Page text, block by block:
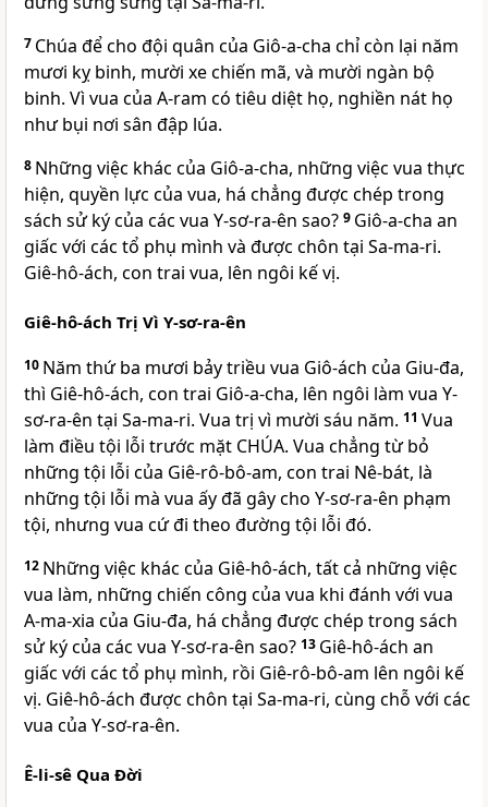
7 Chúa để cho đội quân của Giô-a-cha chỉ còn lại năm
mươi kỵ binh, mười xe chiến mã, và mười ngàn bộ
binh. Vì vua của A-ram có tiêu diệt họ, nghiền nát họ
như bụi nơi sân đập lúa.
8 Những việc khác của Giô-a-cha, những việc vua thực
hiện, quyền lực của vua, há chẳng được chép trong
sách sử ký của các vua Y-sơ-ra-ên sao? 9 Giô-a-cha an
giấc với các tổ phụ mình và được chôn tại Sa-ma-ri.
Giê-hô-ách, con trai vua, lên ngôi kế vị.
Giê-hô-ách Trị Vì Y-sơ-ra-ên
10 Năm thứ ba mươi bảy triều vua Giô-ách của Giu-đa,
thì Giê-hô-ách, con trai Giô-a-cha, lên ngôi làm vua Y-
sơ-ra-ên tại Sa-ma-ri. Vua trị vì mười sáu năm. 11 Vua
làm điều tội lỗi trước mặt CHÚA. Vua chẳng từ bỏ
những tội lỗi của Giê-rô-bô-am, con trai Nê-bát, là
những tội lỗi mà vua ấy đã gây cho Y-sơ-ra-ên phạm
tội, nhưng vua cứ đi theo đường tội lỗi đó.
12 Những việc khác của Giê-hô-ách, tất cả những việc
vua làm, những chiến công của vua khi đánh với vua
A-ma-xia của Giu-đa, há chẳng được chép trong sách
sử ký của các vua Y-sơ-ra-ên sao? 13 Giê-hô-ách an
giấc với các tổ phụ mình, rồi Giê-rô-bô-am lên ngôi kế
vị. Giê-hô-ách được chôn tại Sa-ma-ri, cùng chỗ với các
vua của Y-sơ-ra-ên.
Ê-li-sê Qua Đời